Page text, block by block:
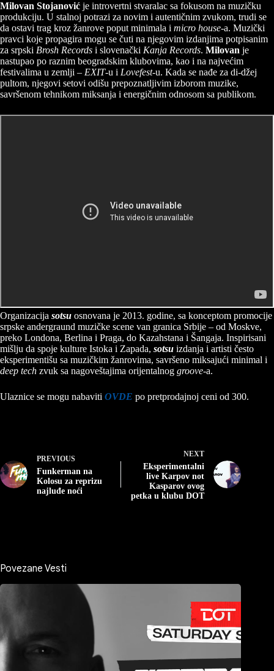
Milovan Stojanović je introvertni stvaralac sa fokusom na muzičku
produkciju. U stalnoj potrazi za novim i autentičnim zvukom, trudi se
da ostavi trag kroz žanrove poput minimala i micro house-a. Muzički
pravci koje propagira mogu se čuti na njegovim izdanjima potpisanim
za srpski Brosh Records i slovenački Kanja Records. Milovan je
nastupao po raznim beogradskim klubovima, kao i na najvećim
festivalima u zemlji – EXIT-u i Lovefest-u. Kada se nađe za di-džej
pultom, njegovi setovi odišu prepoznatljivim izborom muzike,
savršenom tehnikom miksanja i energičnim odnosom sa publikom.
Organizacija sotsu osnovana je 2013. godine, sa konceptom promocije
srpske andergraund muzičke scene van granica Srbije – od Moskve,
preko Londona, Berlina i Praga, do Kazahstana i Šangaja. Inspirisani
mišlju da spoje kulture Istoka i Zapada, sotsu izdanja i artisti često
eksperimentišu sa muzičkim žanrovima, savršeno miksajući minimal i
deep tech zvuk sa nagoveštajima orijentalnog groove-a.
Ulaznice se mogu nabaviti OVDE po pretprodajnoj ceni od 300.
PREVIOUS
Funkerman na
Kolosu za reprizu
najluđe noći
NEXT
Eksperimentalni
live Karpov not
Kasparov ovog
petka u klubu DOT
Povezane Vesti